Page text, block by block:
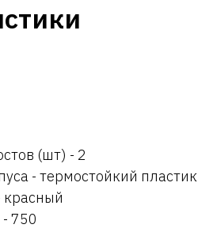
(шт) - 2
- термостойкий пластик
красный
750